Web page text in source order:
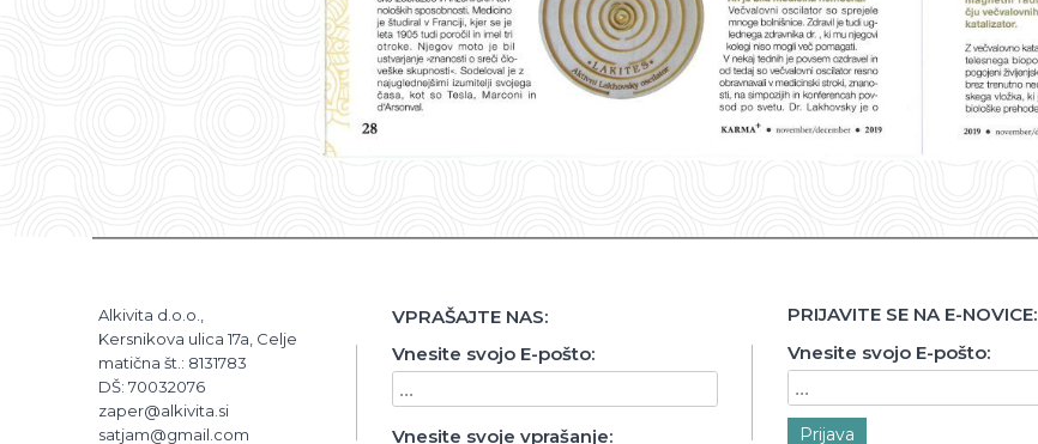
Alkivita d.o.o.,
Kersnikova ulica 17a, Celje
matična št.: 8131783
DŠ: 70032076
zaper@alkivita.si
satjam@gmail.com
VPRAŠAJTE NAS:
Vnesite svojo E-pošto:
Vnesite svoje vprašanje:
PRIJAVITE SE NA E-NOVICE:
Vnesite svojo E-pošto:
Prijava